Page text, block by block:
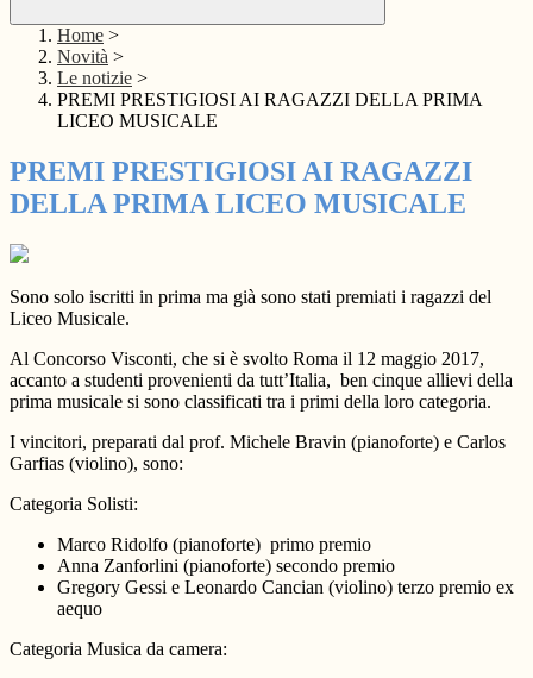
Home >
Novità >
Le notizie >
PREMI PRESTIGIOSI AI RAGAZZI DELLA PRIMA
LICEO MUSICALE
PREMI PRESTIGIOSI AI RAGAZZI
DELLA PRIMA LICEO MUSICALE
Sono solo iscritti in prima ma già sono stati premiati i ragazzi del
Liceo Musicale.
Al Concorso Visconti, che si è svolto Roma il 12 maggio 2017,
accanto a studenti provenienti da tutt’Italia, ben cinque allievi della
prima musicale si sono classificati tra i primi della loro categoria.
I vincitori, preparati dal prof. Michele Bravin (pianoforte) e Carlos
Garfias (violino), sono:
Categoria Solisti:
Marco Ridolfo (pianoforte) primo premio
Anna Zanforlini (pianoforte) secondo premio
Gregory Gessi e Leonardo Cancian (violino) terzo premio ex
aequo
Categoria Musica da camera: